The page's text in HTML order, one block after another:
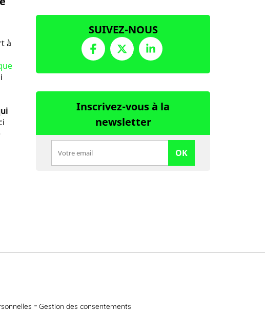
à
SUIVEZ-NOUS
Inscrivez-vous à la
newsletter
OK
Gestion des consentements